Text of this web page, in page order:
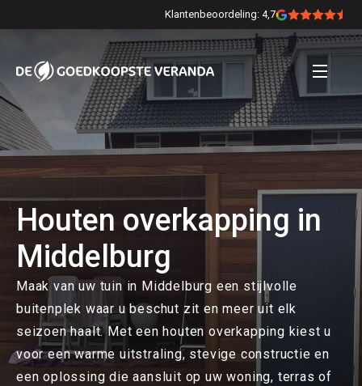
Klantenbeoordeling: 4,7
Houten overkapping in
Middelburg
Maak van uw tuin in Middelburg een stijlvolle
buitenplek waar u beschut zit en meer uit elk
seizoen haalt. Met een houten overkapping kiest u
voor een warme uitstraling, stevige constructie en
een oplossing die aansluit op uw woning, terras of